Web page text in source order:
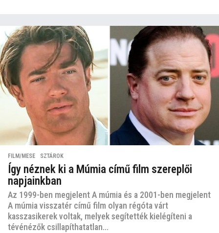
FILM/MESE ,SZTÁROK
Így néznek ki a Múmia című film szereplői
napjainkban
Az 1999-ben megjelent A múmia és a 2001-ben megjelent
A múmia visszatér című film olyan régóta várt
kasszasikerek voltak, melyek segítették kielégíteni a
tévénézők csillapíthatatlan...